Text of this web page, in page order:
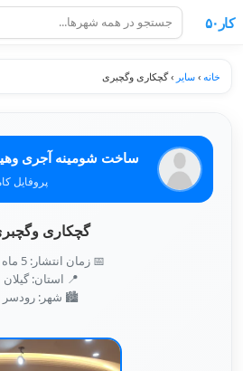
کار۵۰
خانه › سایر ›گچکاری وگچبری
ساخت شومینه آجری
پروفایل
گچکاری
📅 زمان انتشار: 5 ماه پیش
📍 استان: گیلان
🏙️ شهر: رودسر